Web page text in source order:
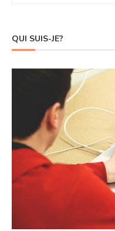
QUI SUIS-JE?